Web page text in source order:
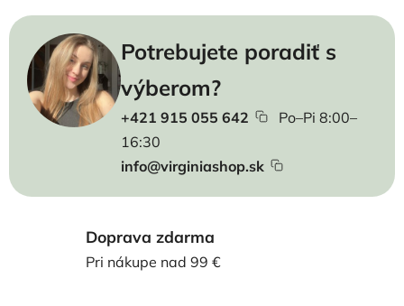
Potrebujete poradiť s
výberom?
+421 915 055 642
Po–Pi 8:00–
16:30
info@virginiashop.sk
Doprava zdarma
Pri nákupe nad 99 €